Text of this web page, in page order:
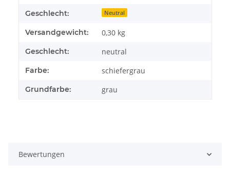
Geschlecht: Neutral
Versandgewicht: 0,30 kg
Geschlecht: neutral
Farbe: schiefergrau
Grundfarbe: grau
Bewertungen